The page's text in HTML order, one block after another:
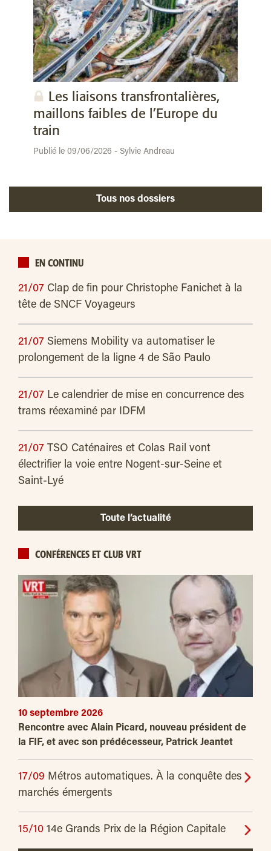
Les liaisons transfrontalières,
maillons faibles de l’Europe du
train
Publié le 09/06/2026 - Sylvie Andreau
Tous nos dossiers
EN CONTINU
21/07 Clap de fin pour Christophe Fanichet à la
tête de SNCF Voyageurs
21/07 Siemens Mobility va automatiser le
prolongement de la ligne 4 de São Paulo
21/07 Le calendrier de mise en concurrence des
trams réexaminé par IDFM
21/07 TSO Caténaires et Colas Rail vont
électrifier la voie entre Nogent-sur-Seine et
Saint-Lyé
Toute l’actualité
CONFÉRENCES ET CLUB VRT
10 septembre 2026
Rencontre avec Alain Picard, nouveau président de
la FIF, et avec son prédécesseur, Patrick Jeantet
17/09 Métros automatiques. À la conquête des
marchés émergents
15/10 14e Grands Prix de la Région Capitale